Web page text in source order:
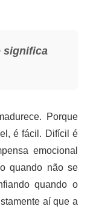
significa
Porque
é fácil. Difícil é
emocional
quando não se
quando o
aí que a